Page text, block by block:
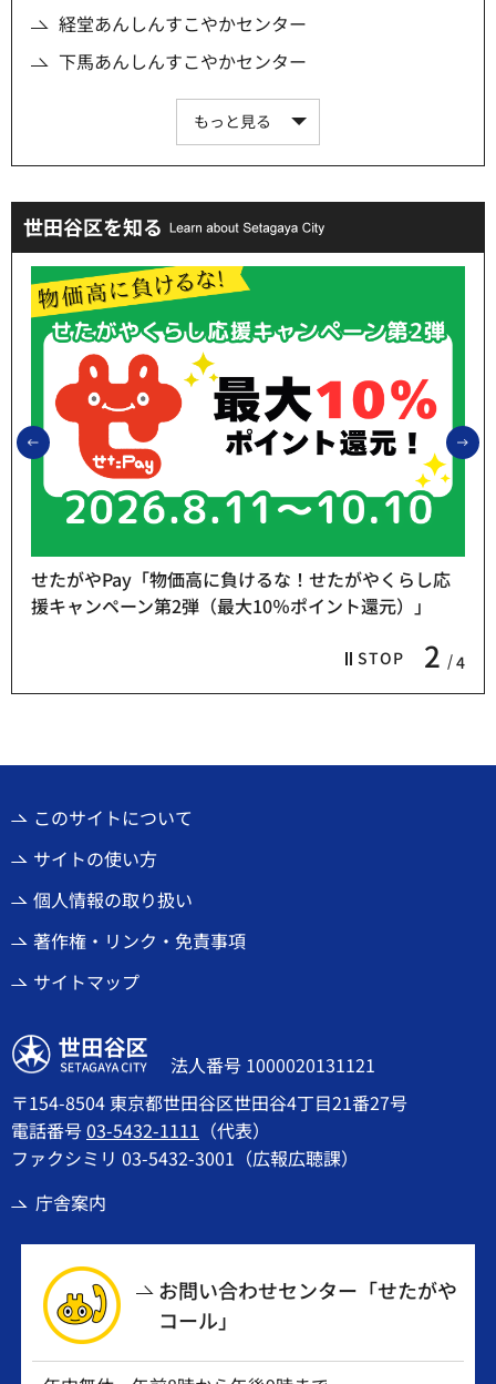
経堂あんしんすこやかセンター
下馬あんしんすこやかセンター
もっと見る
世田谷区を知る
前のスライドを表示
STOP 2 4
せたがやPay「物価高に負けるな！せたがやくらし応
援キャンペーン第2弾（最大10％ポイント還元）」
このサイトについて
サイトの使い方
個人情報の取り扱い
著作権・リンク・免責事項
サイトマップ
世田谷区
法人番号 1000020131121
〒154-8504 東京都世田谷区世田谷4丁目21番27号
電話番号03-5432-1111 （代表）
ファクシミリ 03-5432-3001（広報広聴課）
庁舎案内
お問い合わせセンター「せたがや
コール」